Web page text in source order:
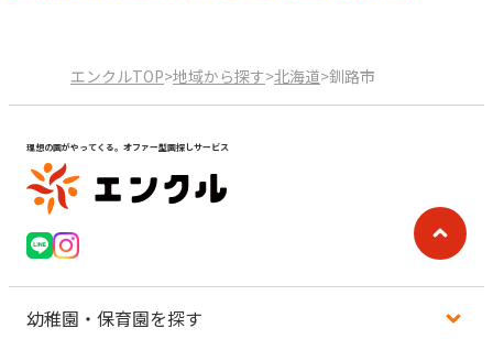
エンクルTOP>地域から探す>北海道>釧路市
理想の園がやってくる。オファー型園探しサービス
幼稚園・保育園を探す